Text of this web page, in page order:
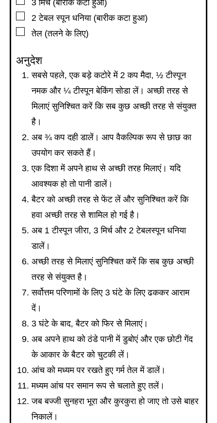
3 मिर्च (बारीक कटा हुआ)
▢
2 टेबल स्पून धनिया (बारीक कटा हुआ)
▢
तेल (तलने के लिए)
अनुदेश
सबसे पहले, एक बड़े कटोरे में 2 कप मैदा, ½ टीस्पून
नमक और ¼ टीस्पून बेकिंग सोडा लें। अच्छी तरह से
मिलाएं सुनिश्चित करें कि सब कुछ अच्छी तरह से संयुक्त
है।
अब ¾ कप दही डालें। आप वैकल्पिक रूप से छाछ का
उपयोग कर सकते हैं।
एक दिशा में अपने हाथ से अच्छी तरह मिलाएं। यदि
आवश्यक हो तो पानी डालें।
बैटर को अच्छी तरह से फेंट लें और सुनिश्चित करें कि
हवा अच्छी तरह से शामिल हो गई है।
अब 1 टीस्पून जीरा, 3 मिर्च और 2 टेबलस्पून धनिया
डालें।
अच्छी तरह से मिलाएं सुनिश्चित करें कि सब कुछ अच्छी
तरह से संयुक्त है।
सर्वोत्तम परिणामों के लिए 3 घंटे के लिए ढककर आराम
दें।
3 घंटे के बाद, बैटर को फिर से मिलाएं।
अब अपने हाथ को ठंडे पानी में डुबोएं और एक छोटी गेंद
के आकार के बैटर को चुटकी लें।
आंच को मध्यम पर रखते हुए गर्म तेल में डालें।
मध्यम आंच पर समान रूप से चलाते हुए तलें।
जब बज्जी सुनहरा भूरा और कुरकुरा हो जाए तो उसे बाहर
निकालें।